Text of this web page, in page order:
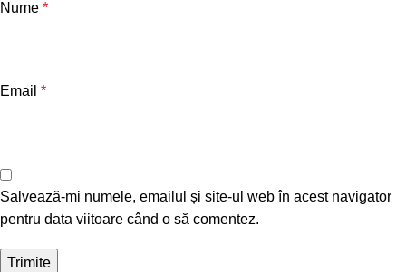
Nume *
Email *
Salvează-mi numele, emailul și site-ul web în acest navigator
pentru data viitoare când o să comentez.